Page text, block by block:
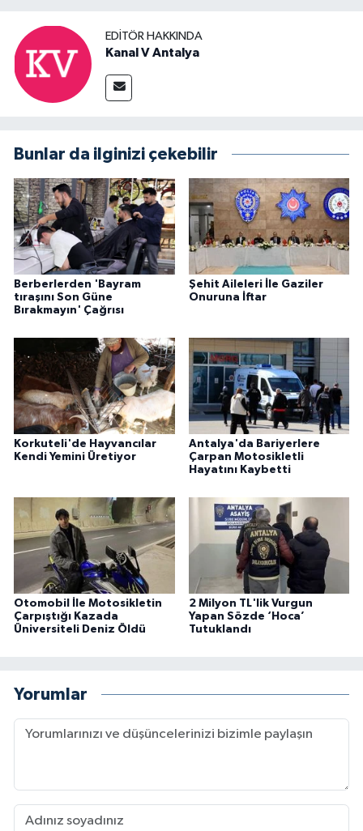
EDITÖR HAKKINDA
Kanal V Antalya
Bunlar da ilginizi çekebilir
Berberlerden 'Bayram
tıraşını Son Güne
Bırakmayın' Çağrısı
Şehit Aileleri İle Gaziler
Onuruna İftar
Korkuteli'de Hayvancılar
Kendi Yemini Üretiyor
Antalya'da Bariyerlere
Çarpan Motosikletli
Hayatını Kaybetti
Otomobil İle Motosikletin
Çarpıştığı Kazada
Üniversiteli Deniz Öldü
2 Milyon TL'lik Vurgun
Yapan Sözde ‘Hoca’
Tutuklandı
Yorumlar